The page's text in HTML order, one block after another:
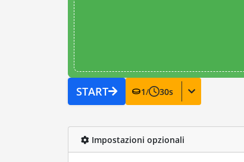
START 1/ 30s
Impostazioni opzionali